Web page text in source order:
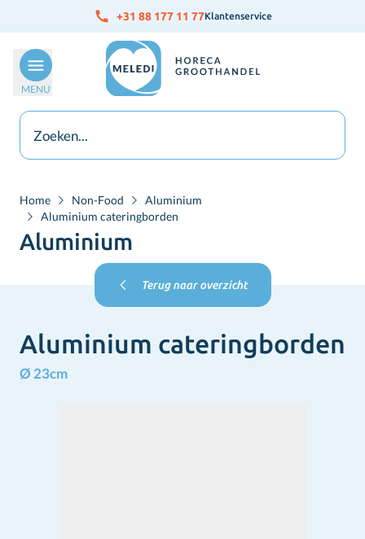
Ga naar de inhoud +31 88 177 11 77Klantenservice
MENU
Home Non-Food
Aluminium
Aluminium cateringborden
Aluminium
Terug naar overzicht
Aluminium cateringborden
Ø 23cm